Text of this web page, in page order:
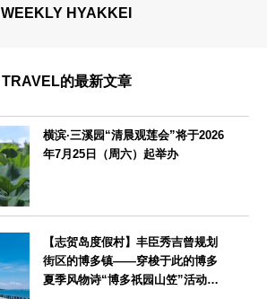
WEEKLY HYAKKEI
TRAVEL的最新文章
横滨·三溪园“清晨观莲会”将于2026
年7月25日（周六）起举办
【志贺岛度假村】丰臣秀吉曾规划
街区的博多镇——穿梭于此的博多
夏季风物诗“博多祇园山笠”活动期